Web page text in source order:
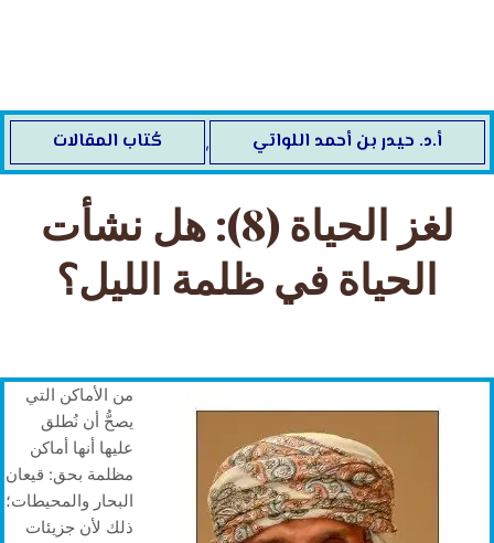
أ.د. ‬حيدر‭ ‬بن‭ ‬أحمد‭ ‬اللواتي , كُتاب المقالات
لغز الحياة (8): هل نشأت
الحياة في ظلمة الليل؟
من الأماكن التي
يصحُّ أن نُطلق
عليها أنها أماكن
مظلمة بحق: قيعان
البحار والمحيطات؛
ذلك لأن جزيئات